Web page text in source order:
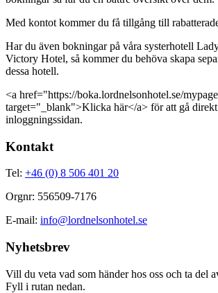
Med kontot kommer du få tillgång till
Har du även bokningar på våra systerhotell
Victory Hotel, så kommer du behöva skapa
dessa hotell.
<a href="https://boka.lordnelsonhotel.se/
target="_blank">Klicka här</a> för att gå
inloggningssidan.
Kontakt
Tel: +46 (0) 8 506 401 20
Orgnr: 556509-7176
E-mail: info@lordnelsonhotel.se
Nyhetsbrev
Vill du veta vad som händer hos oss och ta del
Fyll i rutan nedan.